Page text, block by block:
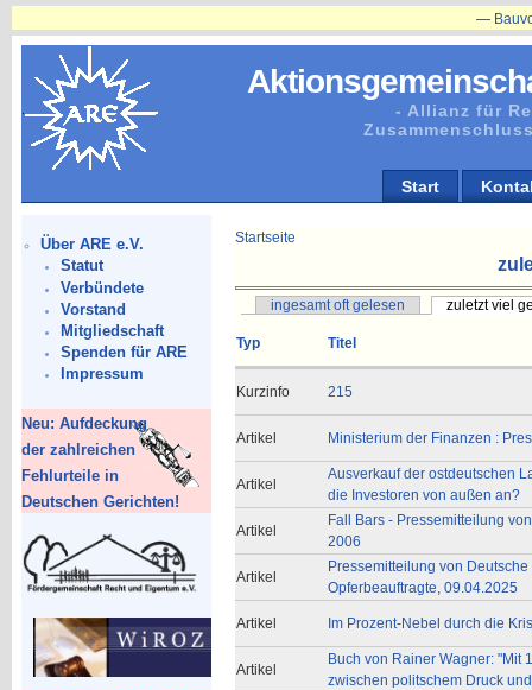
- Allianz für
Start
Über ARE e.V.
Statut
Verbündete
Vorstand
Mitgliedschaft
Spenden für ARE
Impressum
Neu: Aufdeckung
der zahlreichen
Fehlurteile in
Deutschen Gerichten!
Startseite
ingesamt oft gelesen zuletzt viel
Typ Titel
Kurzinfo 215
Artikel Ministerium der Finanzen :
Artikel
Ausverkauf der ostdeutschen
die Investoren von außen an?
Artikel
Fall Bars - Pressemitteilung
2006
Artikel
Pressemitteilung von
Opferbeauftragte, 09.04.2025
Artikel Im Prozent-Nebel durch die
Artikel
Buch von Rainer Wagner: "Mit
zwischen politschem Druck